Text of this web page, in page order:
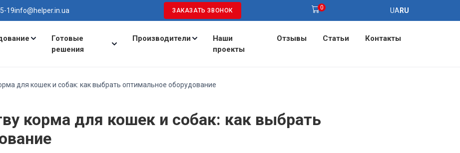
19info@helper.in.ua ЗАКАЗАТЬ ЗВОНОК 0 UA RU
Готовые
решения
Производители
Наши
проекты
Отзывы Статьи Контакты
для кошек и собак: как выбрать оптимальное оборудование
корма для кошек и собак: как выбрать